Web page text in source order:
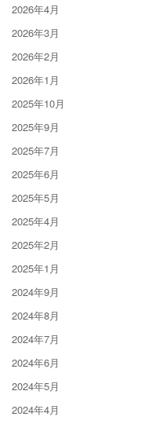
2026年4月
2026年3月
2026年2月
2026年1月
2025年10月
2025年9月
2025年7月
2025年6月
2025年5月
2025年4月
2025年2月
2025年1月
2024年9月
2024年8月
2024年7月
2024年6月
2024年5月
2024年4月